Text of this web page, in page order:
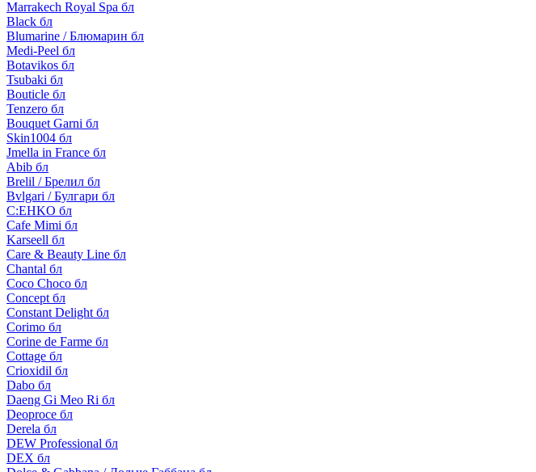
Marrakech Royal Spa бл
Black бл
Blumarine / Блюмарин бл
Medi-Peel бл
Botavikos бл
Tsubaki бл
Bouticle бл
Tenzero бл
Bouquet Garni бл
Skin1004 бл
Jmella in France бл
Abib бл
Brelil / Брелил бл
Bvlgari / Булгари бл
C:EHKO бл
Cafe Mimi бл
Karseell бл
Care & Beauty Line бл
Chantal бл
Coco Choco бл
Concept бл
Constant Delight бл
Corimo бл
Corine de Farme бл
Cottage бл
Crioxidil бл
Dabo бл
Daeng Gi Meo Ri бл
Deoproce бл
Derela бл
DEW Professional бл
DEX бл